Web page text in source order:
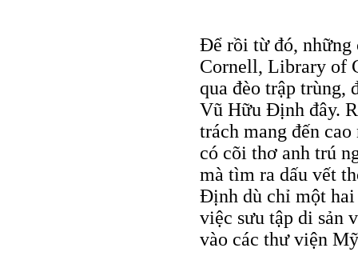
Ðể rồi từ đó,
Cornell, Library of
qua đèo trập
Vũ Hữu Định đây.
trách mang đến
có cõi thơ anh trú
mà tìm ra dấu vết
Ðịnh dù chỉ một hai
việc sưu tập di sản
vào các thư viện